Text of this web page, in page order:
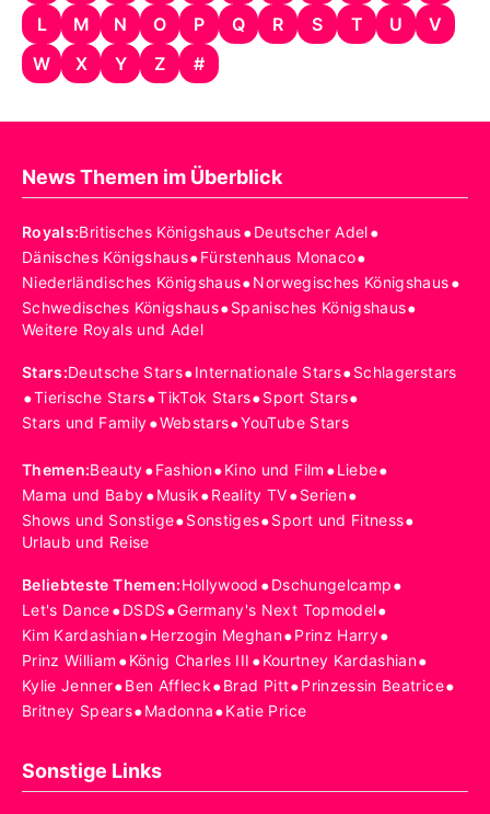
L
M N O P Q R S T U
V
W
X Y Z #
News Themen im Überblick
Royals:Britisches Königshaus•Deutscher Adel•
Dänisches Königshaus•Fürstenhaus Monaco•
Niederländisches Königshaus•Norwegisches Königshaus•
Schwedisches Königshaus•Spanisches Königshaus•
Weitere Royals und Adel
Stars:Deutsche Stars•Internationale Stars•Schlagerstars
•Tierische Stars•TikTok Stars•Sport Stars•
Stars und Family•Webstars•YouTube Stars
Themen:Beauty•Fashion•Kino und Film •Liebe•
Mama und Baby•Musik•Reality TV•Serien•
Shows und Sonstige•Sonstiges•Sport und Fitness•
Urlaub und Reise
Beliebteste Themen:Hollywood •Dschungelcamp•
Let's Dance•DSDS•Germany's Next Topmodel•
Kim Kardashian•Herzogin Meghan•Prinz Harry•
Prinz William •König Charles III •Kourtney Kardashian•
Kylie Jenner•Ben Affleck•Brad Pitt•Prinzessin Beatrice•
Britney Spears•Madonna•Katie Price
Sonstige Links